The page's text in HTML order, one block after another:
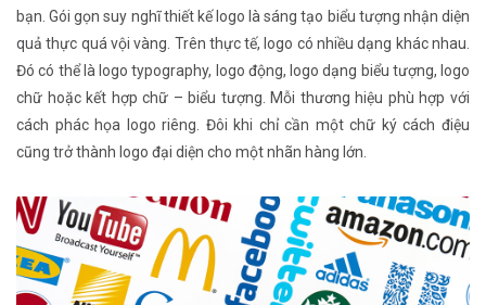
bạn. Gói gọn suy nghĩ thiết kế logo là sáng tạo biểu tượng nhận diện
quả thực quá vội vàng. Trên thực tế, logo có nhiều dạng khác nhau.
Đó có thể là logo typography, logo động, logo dạng biểu tượng, logo
chữ hoặc kết hợp chữ – biểu tượng. Mỗi thương hiệu phù hợp với
cách phác họa logo riêng. Đôi khi chỉ cần một chữ ký cách điệu
cũng trở thành logo đại diện cho một nhãn hàng lớn.